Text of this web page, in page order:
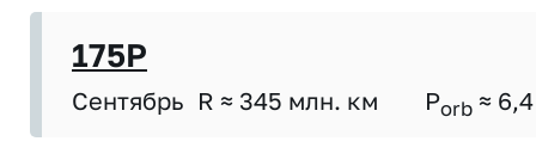
175P
Сентябрь R ≈ 345 млн. км Porb ≈ 6,4